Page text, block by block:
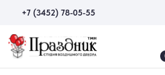
+7 (3452) 78-05-55